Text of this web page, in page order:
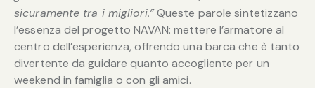
sicuramente tra i migliori.”Queste parole sintetizzano
l’essenza del progetto NAVAN: mettere l’armatore al
centro dell’esperienza, offrendo una barca che è tanto
divertente da guidare quanto accogliente per un
weekend in famiglia o con gli amici.